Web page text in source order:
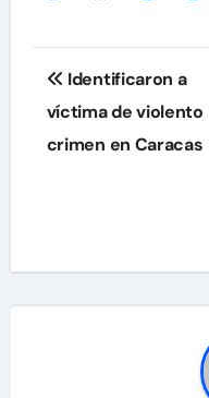
Navegación
de
entradas
Identificaron a
víctima de violento
crimen en Caracas